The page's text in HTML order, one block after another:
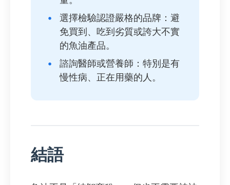
•
選擇檢驗認證嚴格的品牌：避
免買到、吃到劣質或誇大不實
的魚油產品。
•
諮詢醫師或營養師：特別是有
慢性病、正在用藥的人。
結語